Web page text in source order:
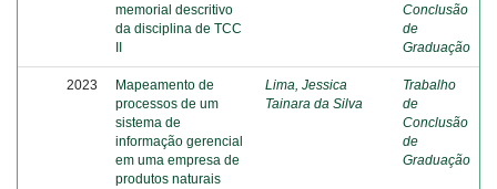
memorial descritivo
da disciplina de TCC
II
Conclusão
de
Graduação
2023
Mapeamento de
processos de um
sistema de
informação gerencial
em uma empresa de
produtos naturais
Lima, Jessica
Tainara da Silva
Trabalho
de
Conclusão
de
Graduação